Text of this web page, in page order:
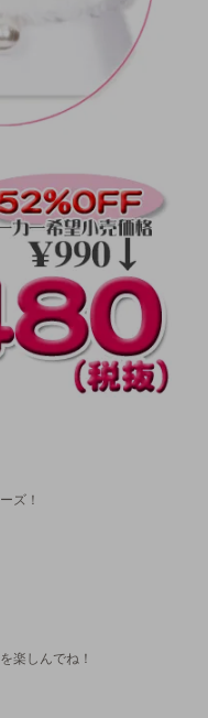
ズ！
楽しんでね！